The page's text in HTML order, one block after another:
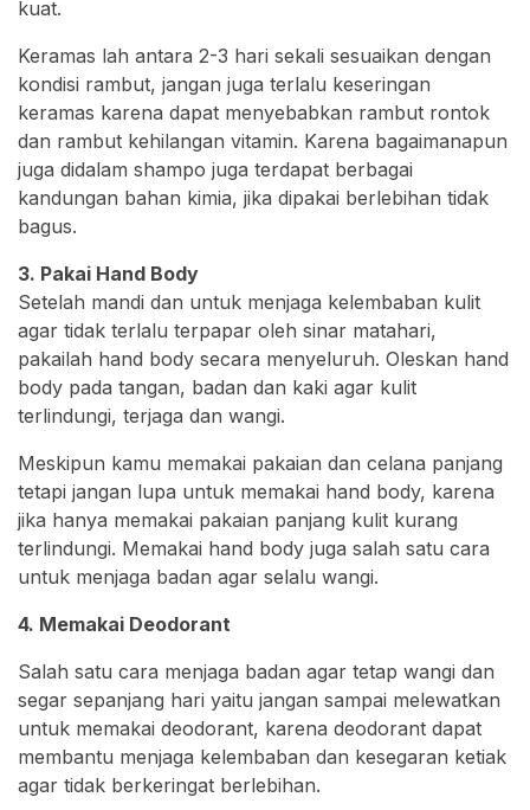
kuat.
Keramas lah antara 2-3 hari sekali sesuaikan dengan
kondisi rambut, jangan juga terlalu keseringan
keramas karena dapat menyebabkan rambut rontok
dan rambut kehilangan vitamin. Karena bagaimanapun
juga didalam shampo juga terdapat berbagai
kandungan bahan kimia, jika dipakai berlebihan tidak
bagus.
3. Pakai Hand Body
Setelah mandi dan untuk menjaga kelembaban kulit
agar tidak terlalu terpapar oleh sinar matahari,
pakailah hand body secara menyeluruh. Oleskan hand
body pada tangan, badan dan kaki agar kulit
terlindungi, terjaga dan wangi.
Meskipun kamu memakai pakaian dan celana panjang
tetapi jangan lupa untuk memakai hand body, karena
jika hanya memakai pakaian panjang kulit kurang
terlindungi. Memakai hand body juga salah satu cara
untuk menjaga badan agar selalu wangi.
4. Memakai Deodorant
Salah satu cara menjaga badan agar tetap wangi dan
segar sepanjang hari yaitu jangan sampai melewatkan
untuk memakai deodorant, karena deodorant dapat
membantu menjaga kelembaban dan kesegaran ketiak
agar tidak berkeringat berlebihan.